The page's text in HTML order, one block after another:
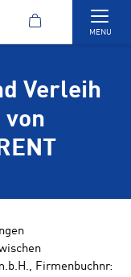
MENU
Verleih
von
Firmenbuchnr: